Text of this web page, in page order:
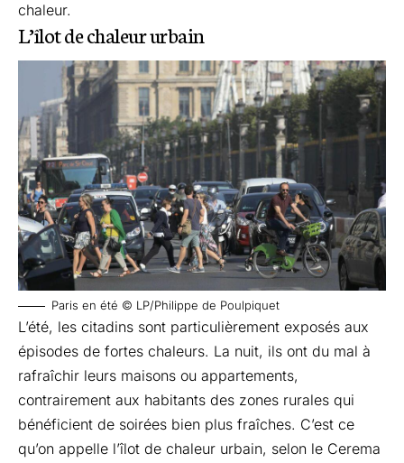
chaleur.
L’îlot de chaleur urbain
Paris en été © LP/Philippe de Poulpiquet
L’été, les citadins sont particulièrement exposés aux
épisodes de fortes chaleurs. La nuit, ils ont du mal à
rafraîchir leurs maisons ou appartements,
contrairement aux habitants des zones rurales qui
bénéficient de soirées bien plus fraîches. C’est ce
qu’on appelle l’îlot de chaleur urbain, selon le Cerema